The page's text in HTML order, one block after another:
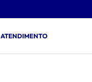
ATENDIMENTO